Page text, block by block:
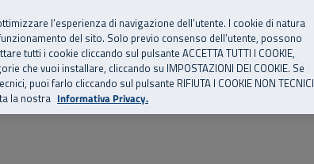
della disabilità
Storie, news ed eventi Risorse utili Supporto
l’esperienza di navigazione dell’utente. I cookie di natura
del sito. Solo previo consenso dell’utente, possono
tutti i cookie cliccando sul pulsante ACCETTA TUTTI I COOKIE,
che vuoi installare, cliccando su IMPOSTAZIONI DEI COOKIE. Se
puoi farlo cliccando sul pulsante RIFIUTA I COOKIE NON TECNICI
la nostra Informativa Privacy.